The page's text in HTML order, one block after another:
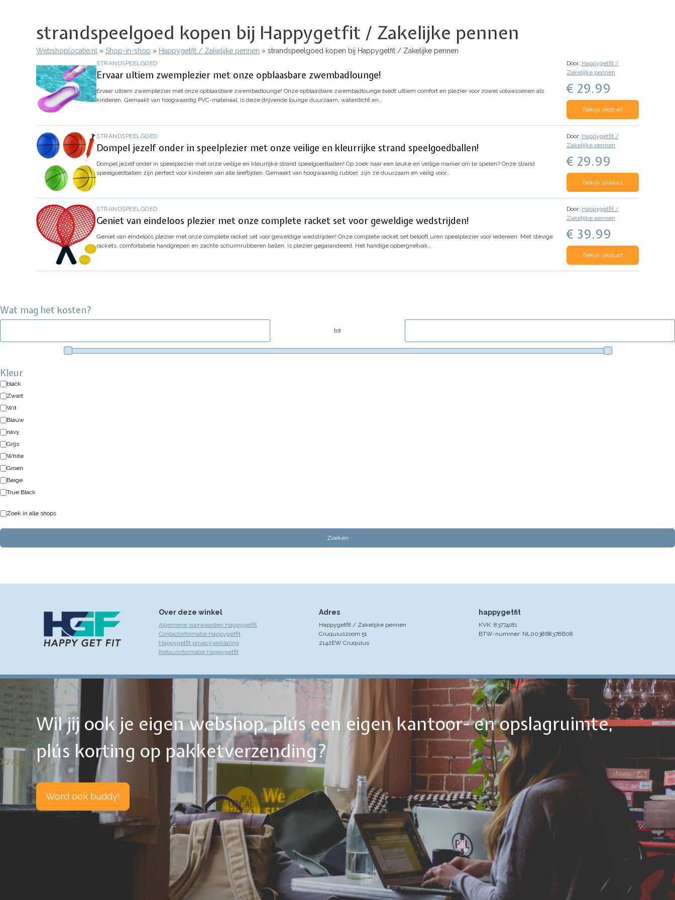
strandspeelgoed kopen bij Happygetfit / Zakelijke pennen
Kruimelpad
Webshoplocatie.nl Shop-in-shop Happygetfit / Zakelijke pennen strandspeelgoed kopen bij Happygetfit / Zakelijke pennen
STRANDSPEELGOED
Ervaar ultiem zwemplezier met onze opblaasbare zwembadlounge!
Ervaar ultiem zwemplezier met onze opblaasbare zwembadlounge! Onze opblaasbare zwembadlounge biedt ultiem comfort en plezier voor zowel volwassenen als
kinderen. Gemaakt van hoogwaardig PVC-materiaal, is deze drijvende lounge duurzaam, waterdicht en…
Door: Happygetfit /
Zakelijke pennen
€ 29.99
Bekijk product
STRANDSPEELGOED
Dompel jezelf onder in speelplezier met onze veilige en kleurrijke strand speelgoedballen!
Dompel jezelf onder in speelplezier met onze veilige en kleurrijke strand speelgoedballen! Op zoek naar een leuke en veilige manier om te spelen? Onze strand
speelgoedballen zijn perfect voor kinderen van alle leeftijden. Gemaakt van hoogwaardig rubber, zijn ze duurzaam en veilig voor…
Door: Happygetfit /
Zakelijke pennen
€ 29.99
Bekijk product
STRANDSPEELGOED
Geniet van eindeloos plezier met onze complete racket set voor geweldige wedstrijden!
Geniet van eindeloos plezier met onze complete racket set voor geweldige wedstrijden! Onze complete racket set belooft uren speelplezier voor iedereen. Met stevige
rackets, comfortabele handgrepen en zachte schuimrubberen ballen, is plezier gegarandeerd. Het handige opbergnetvak…
Door: Happygetfit /
Zakelijke pennen
€ 39.99
Bekijk product
Wat mag het kosten?
tot
Kleur
black
Zwart
Wit
Blauw
navy
Grijs
White
Groen
Beige
True Black
Zoek in alle shops
Over deze winkel
Algemene voorwaarden Happygetfit
Contactinformatie Happygetfit
Happygetfit privacyverklaring
Retourinformatie Happygetfit
Adres
Happygetfit / Zakelijke pennen
Cruquiuszoom 51
2142EW Cruquius
happygetfit
KVK: 83774181
BTW-nummer: NL003868378B08
Wil jij ook je eigen webshop, plús een eigen kantoor- en opslagruimte,
plús korting op pakketverzending?
Word ook buddy!